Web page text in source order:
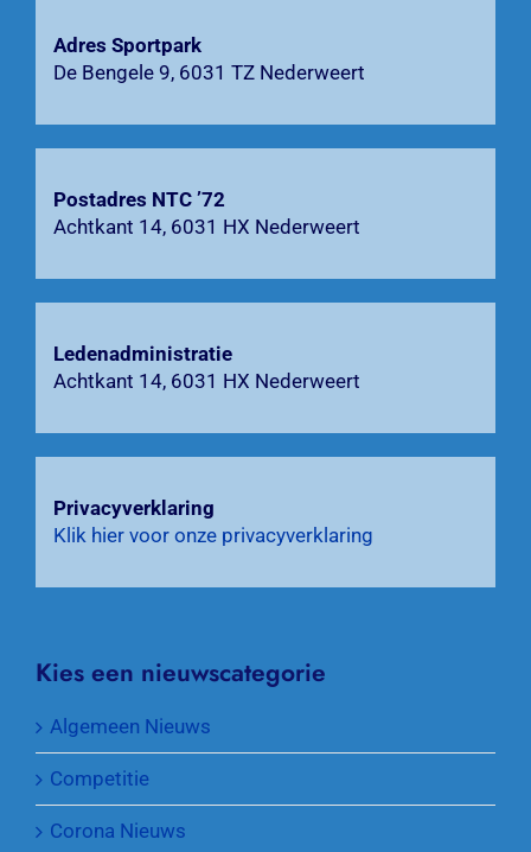
Bardienst
Contact
Zoeken
Adres Sportpark
De Bengele 9, 6031 TZ Nederweert
Postadres NTC ’72
Achtkant 14, 6031 HX Nederweert
Ledenadministratie
Achtkant 14, 6031 HX Nederweert
Privacyverklaring
Klik hier voor onze privacyverklaring
Kies een nieuwscategorie
Algemeen Nieuws
Competitie
Corona Nieuws